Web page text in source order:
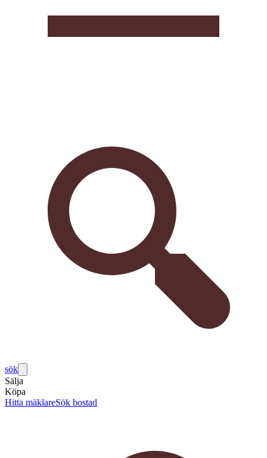
sök
Sälja
Köpa
Hitta mäklareSök bostad